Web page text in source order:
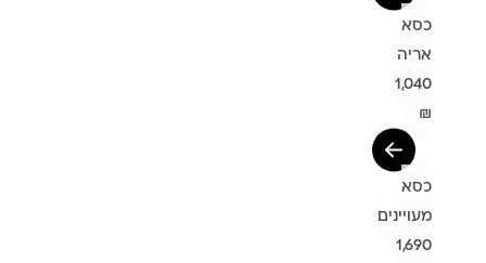
כסא
אריה
1,040
₪
כסא
מעויינים
1,690